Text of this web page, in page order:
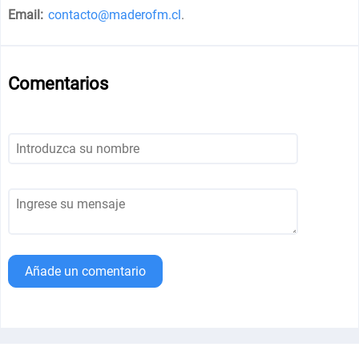
Email: contacto@maderofm.cl.
Comentarios
Añade un comentario